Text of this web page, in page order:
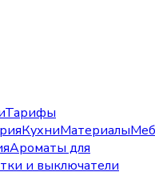
Тарифы
КухниМатериалы
Ароматы для
и выключатели